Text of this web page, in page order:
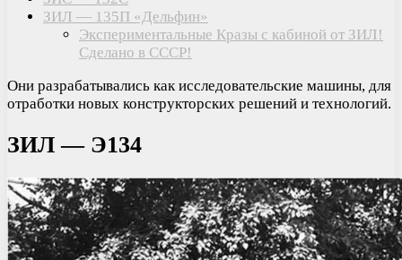
ЗИЛ — 135П «Дельфин»
Экспериментальные Кразы с кабиной от ЗИЛ!
Сделано в СССР!
Они разрабатывались как исследовательские машины, для
отработки новых конструкторских решений и технологий.
ЗИЛ — Э134